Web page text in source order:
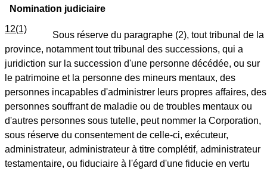
Nomination judiciaire
12(1)
Sous réserve du paragraphe (2), tout tribunal de la
province, notamment tout tribunal des successions, qui a
juridiction sur la succession d'une personne décédée, ou sur
le patrimoine et la personne des mineurs mentaux, des
personnes incapables d'administrer leurs propres affaires, des
personnes souffrant de maladie ou de troubles mentaux ou
d'autres personnes sous tutelle, peut nommer la Corporation,
sous réserve du consentement de celle-ci, exécuteur,
administrateur, administrateur à titre complétif, administrateur
testamentaire, ou fiduciaire à l'égard d'une fiducie en vertu